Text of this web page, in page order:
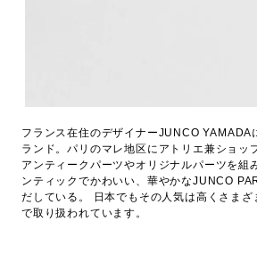
フランス在住のデザイナーJUNCO YAMADA
ランド。パリのマレ地区にアトリエ兼ショッ
アンティークパーツやオリジナルパーツを組
ンティックでかわいい、華やかなJUNCO
だしている。 日本でもその人気は高くさま
で取り扱われています。